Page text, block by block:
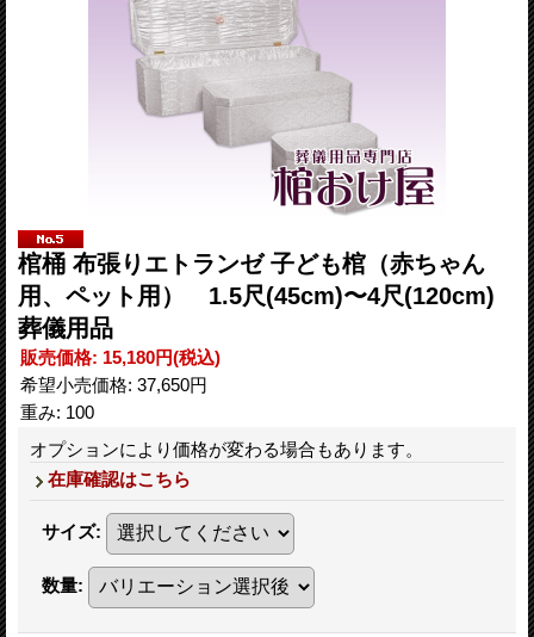
棺桶 布張りエトランゼ 子ども棺（赤ちゃん
用、ペット用） 1.5尺(45cm)〜4尺(120cm)
葬儀用品
販売価格: 15,180円(税込)
希望小売価格: 37,650円
重み: 100
オプションにより価格が変わる場合もあります。
在庫確認はこちら
サイズ:
数量: